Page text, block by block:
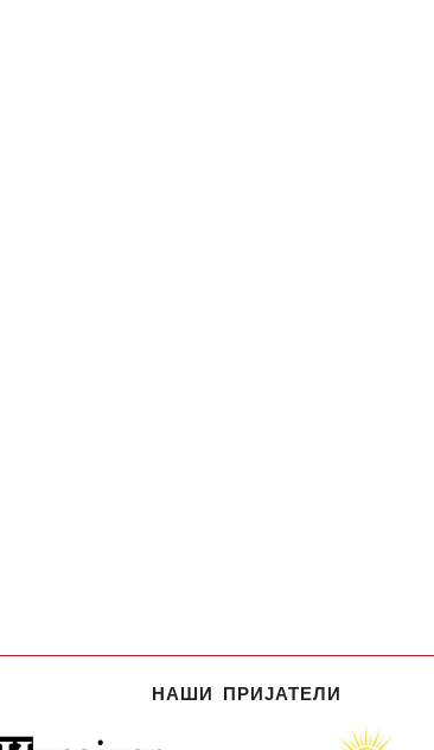
НАШИ ПРИЈАТЕЛИ